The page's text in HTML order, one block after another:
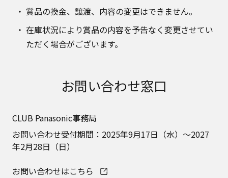
賞品の換金、譲渡、内容の変更はできません。
在庫状況により賞品の内容を予告なく変更させてい
ただく場合がございます。
お問い合わせ窓口
CLUB Panasonic事務局
お問い合わせ受付期間：2025年9月17日（水）～2027
年2月28日（日）
お問い合わせはこちら